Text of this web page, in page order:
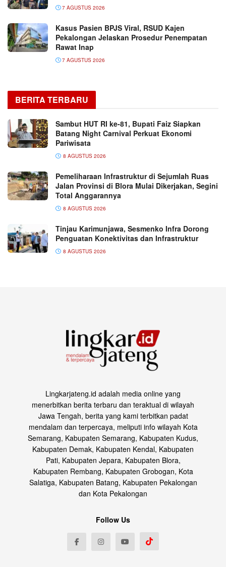
7 AGUSTUS 2026
Kasus Pasien BPJS Viral, RSUD Kajen
Pekalongan Jelaskan Prosedur Penempatan
Rawat Inap
7 AGUSTUS 2026
BERITA TERBARU
Sambut HUT RI ke-81, Bupati Faiz Siapkan
Batang Night Carnival Perkuat Ekonomi
Pariwisata
8 AGUSTUS 2026
Pemeliharaan Infrastruktur di Sejumlah Ruas
Jalan Provinsi di Blora Mulai Dikerjakan, Segini
Total Anggarannya
8 AGUSTUS 2026
Tinjau Karimunjawa, Sesmenko Infra Dorong
Penguatan Konektivitas dan Infrastruktur
8 AGUSTUS 2026
Lingkarjateng.id adalah media online yang
menerbitkan berita terbaru dan teraktual di wilayah
Jawa Tengah, berita yang kami terbitkan padat
mendalam dan terpercaya, meliputi info wilayah Kota
Semarang, Kabupaten Semarang, Kabupaten Kudus,
Kabupaten Demak, Kabupaten Kendal, Kabupaten
Pati, Kabupaten Jepara, Kabupaten Blora,
Kabupaten Rembang, Kabupaten Grobogan, Kota
Salatiga, Kabupaten Batang, Kabupaten Pekalongan
dan Kota Pekalongan
Follow Us